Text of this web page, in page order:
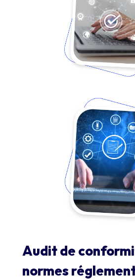
Audit de
normes